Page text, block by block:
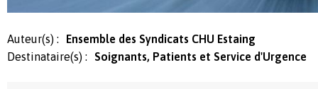
Auteur(s) :
Ensemble des Syndicats CHU Estaing
Destinataire(s) :
Soignants, Patients et Service d'Urgence